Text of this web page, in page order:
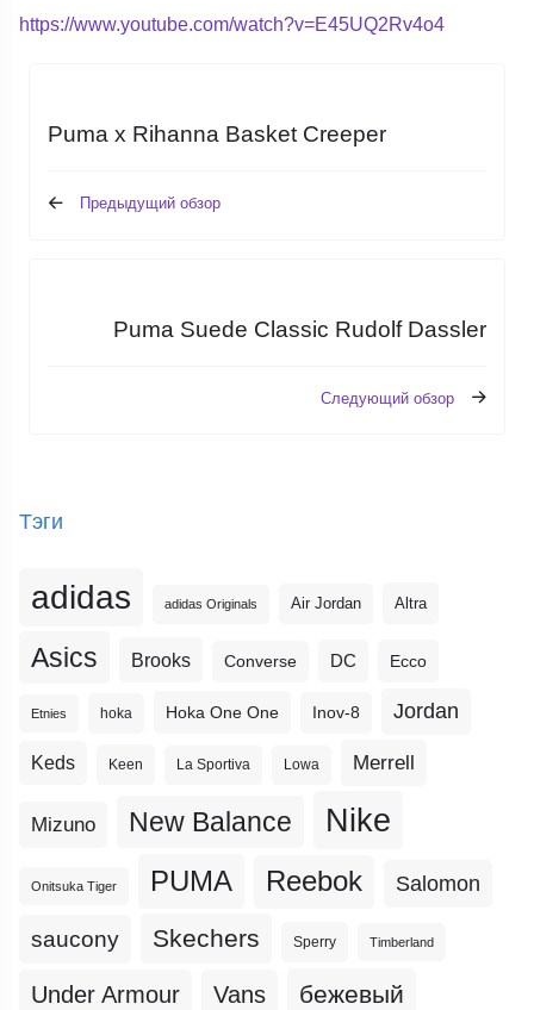
https://www.youtube.com/watch?v=E45UQ2Rv4o4
Puma x Rihanna Basket Creeper
Предыдущий обзор
Puma Suede Classic Rudolf Dassler
Следующий обзор
Тэги
adidas adidas Originals Air Jordan Altra
Asics Brooks Converse DC Ecco
Etnies hoka Hoka One One Inov-8 Jordan
Keds Keen La Sportiva Lowa Merrell
Mizuno New Balance Nike
Onitsuka Tiger PUMA Reebok Salomon
saucony Skechers Sperry Timberland
Under Armour Vans бежевый